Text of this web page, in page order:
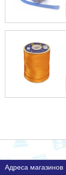
Адреса магазинов